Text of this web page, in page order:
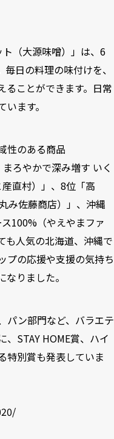
（大源味噌）」は、6
日の料理の味付けを、
ることができます。日常
ます。
性のある商品
ろやかで深み増す いく
直村）」、8位「高
み佐藤商店）」、沖縄
100%（やえやまファ
も人気の北海道、沖縄で
プの応援や支援の気持ち
りました。
パン部門など、バラエテ
STAY HOME賞、ハイ
特別賞も発表していま